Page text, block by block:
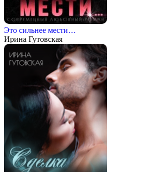
Это сильнее мести…
Ирина Гутовская